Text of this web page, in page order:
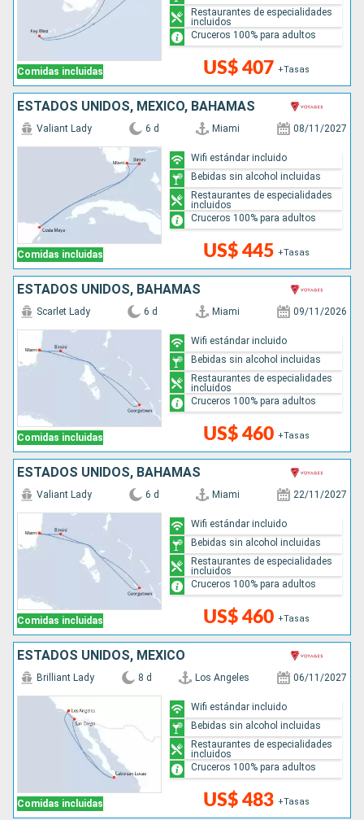
Comidas incluidas US$ 407 +Tasas
Restaurantes de especialidades
incluidos
Cruceros 100% para adultos
ESTADOS UNIDOS, MÉXICO, BAHAMAS
Comidas incluidas
Valiant Lady 6 d Miami 08/11/2027
US$ 445 +Tasas
Wifi estándar incluido
Bebidas sin alcohol incluidas
Restaurantes de especialidades
incluidos
Cruceros 100% para adultos
ESTADOS UNIDOS, BAHAMAS
Comidas incluidas
Scarlet Lady 6 d Miami 09/11/2026
US$ 460 +Tasas
Wifi estándar incluido
Bebidas sin alcohol incluidas
Restaurantes de especialidades
incluidos
Cruceros 100% para adultos
ESTADOS UNIDOS, BAHAMAS
Comidas incluidas
Valiant Lady 6 d Miami 22/11/2027
US$ 460 +Tasas
Wifi estándar incluido
Bebidas sin alcohol incluidas
Restaurantes de especialidades
incluidos
Cruceros 100% para adultos
ESTADOS UNIDOS, MÉXICO
Comidas incluidas
Brilliant Lady 8 d Los Angeles 06/11/2027
US$ 483 +Tasas
Wifi estándar incluido
Bebidas sin alcohol incluidas
Restaurantes de especialidades
incluidos
Cruceros 100% para adultos